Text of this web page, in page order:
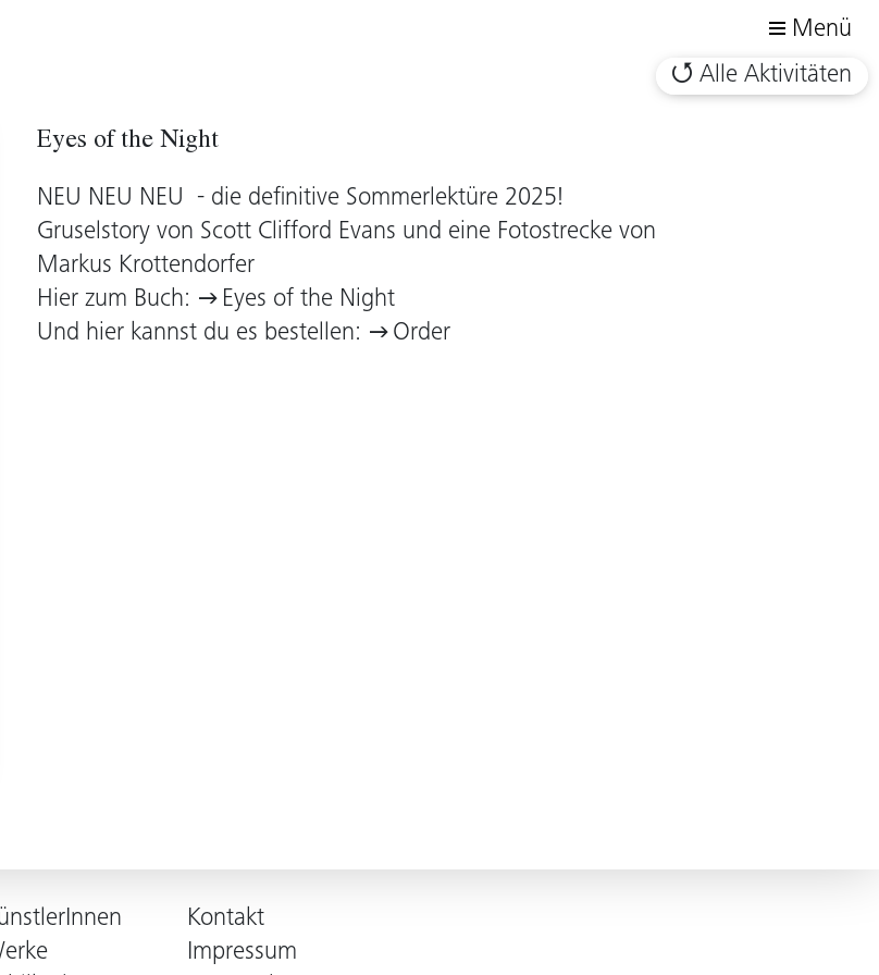
Menü
Alle Aktivitäten
Eyes of the Night
NEU NEU NEU - die definitive Sommerlektüre 2025!
Gruselstory von Scott Clifford Evans und eine Fotostrecke von
Markus Krottendorfer
Hier zum Buch:
Eyes of the Night
Und hier kannst du es bestellen:
Order
Kontakt
Impressum